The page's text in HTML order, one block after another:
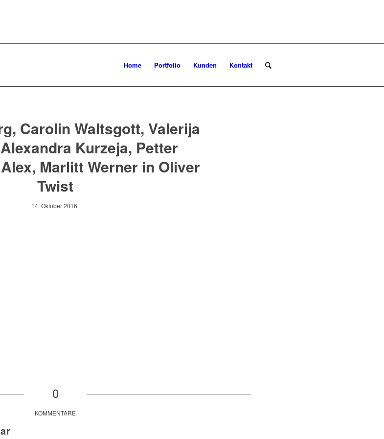
Home Portfolio Kunden Kontakt
Carolin Waltsgott, Valerija
Kurzeja, Petter
Marlitt Werner in Oliver
Twist
14. Oktober 2016
0
KOMMENTARE